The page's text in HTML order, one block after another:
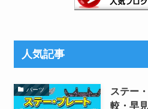
人気記事
パーツ
ステー
較・早